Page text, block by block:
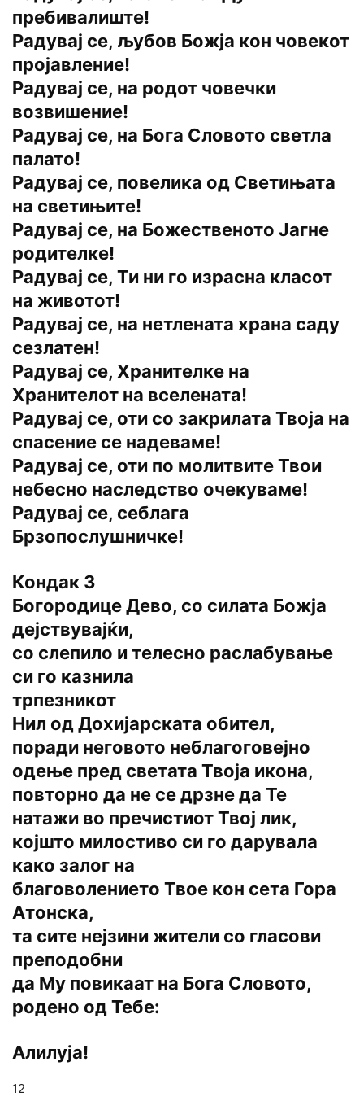
пребивалиште!
Радувај се, љубов Божја кон човекот
пројавление!
Радувај се, на родот човечки
возвишение!
Радувај се, на Бога Словото светла
палато!
Радувај се, повелика од Светињата
на светињите!
Радувај се, на Божественото Јагне
родителке!
Радувај се, Ти ни го израсна класот
на животот!
Радувај се, на нетлената храна саду
сезлатен!
Радувај се, Хранителке на
Хранителот на вселената!
Радувај се, оти со закрилата Твоја на
спасение се надеваме!
Радувај се, оти по молитвите Твои
небесно наследство очекуваме!
Радувај се, себлага
Брзопослушничке!
Кондак 3
Богородице Дево, со силата Божја
дејствувајќи,
со слепило и телесно раслабување
си го казнила
трпезникот
Нил од Дохијарската обител,
поради неговото неблагоговејно
одење пред светата Твоја икона,
повторно да не се дрзне да Те
натажи во пречистиот Твој лик,
којшто милостиво си го дарувала
како залог на
благоволението Твое кон сета Гора
Атонска,
та сите нејзини жители со гласови
преподобни
да Му повикаат на Бога Словото,
родено од Тебе:
Алилуја!
12